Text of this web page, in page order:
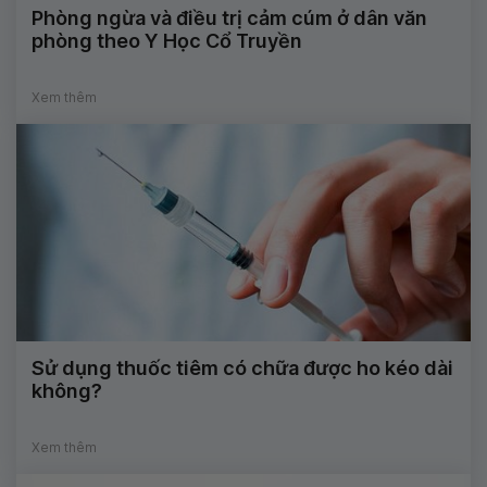
Phòng ngừa và điều trị cảm cúm ở dân văn
phòng theo Y Học Cổ Truyền
Xem thêm
Sử dụng thuốc tiêm có chữa được ho kéo dài
không?
Xem thêm